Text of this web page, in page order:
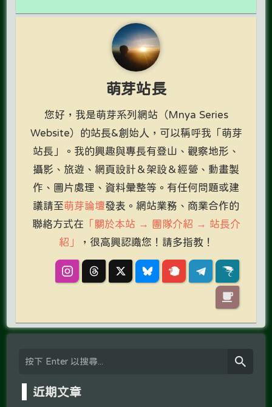
萌芽站長
您好，我是萌芽系列網站（Mnya Series
Website）的站長&創始人，可以稱呼我「萌芽
站長」。我的興趣與專長有登山、觀察地形、
攝影、旅遊、網頁設計＆架設＆經營、動畫製
作、圖片處理、資料彙整等。有任何問題或建
議請至萌芽論壇發表。網站業務、商業合作的
聯絡方式在 「關於本站 → 團隊介紹 → 站長介
紹」
，很高興認識您！請多指教！
近期文章